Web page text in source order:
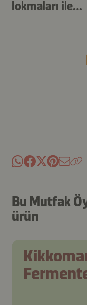
lokmaları ile
Bu Mutfak
ürün